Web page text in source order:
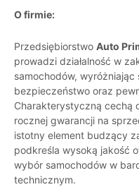
O firmie:
Przedsiębiorstwo Auto
prowadzi działalność w
samochodów,
bezpieczeństwo oraz
Charakterystyczną cechą
rocznej gwarancji na
istotny element budzący
podkreśla wysoką jakość
wybór samochodów w
technicznym.